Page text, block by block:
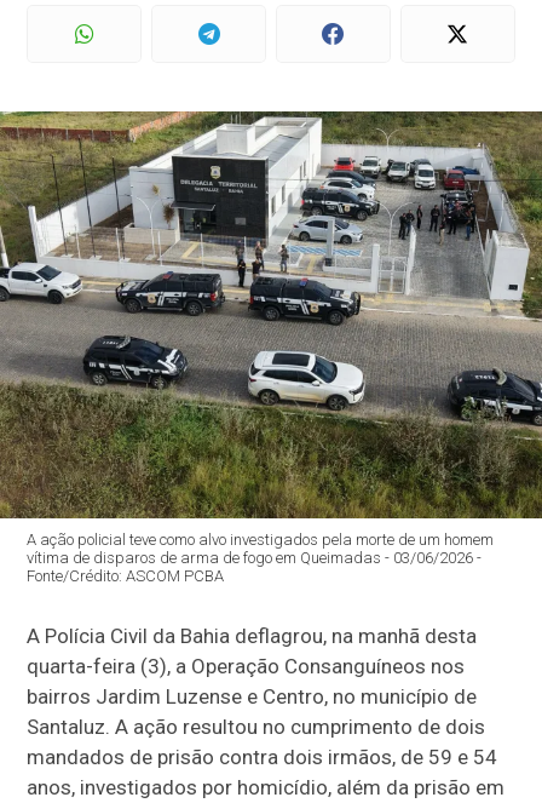
A ação policial teve como alvo investigados pela morte de um homem
vítima de disparos de arma de fogo em Queimadas - 03/06/2026 -
Fonte/Crédito: ASCOM PCBA
A Polícia Civil da Bahia deflagrou, na manhã desta
quarta-feira (3), a Operação Consanguíneos nos
bairros Jardim Luzense e Centro, no município de
Santaluz. A ação resultou no cumprimento de dois
mandados de prisão contra dois irmãos, de 59 e 54
anos, investigados por homicídio, além da prisão em